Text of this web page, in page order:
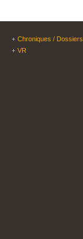
Chroniques / Dossiers
VR